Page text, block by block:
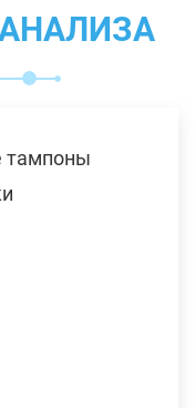
тампоны